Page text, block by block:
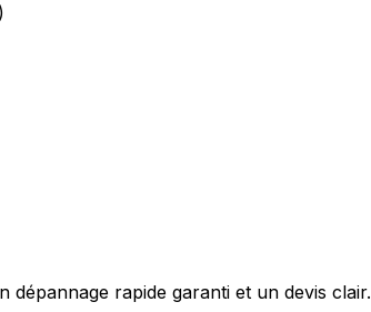
dépannage rapide garanti et un devis clair.